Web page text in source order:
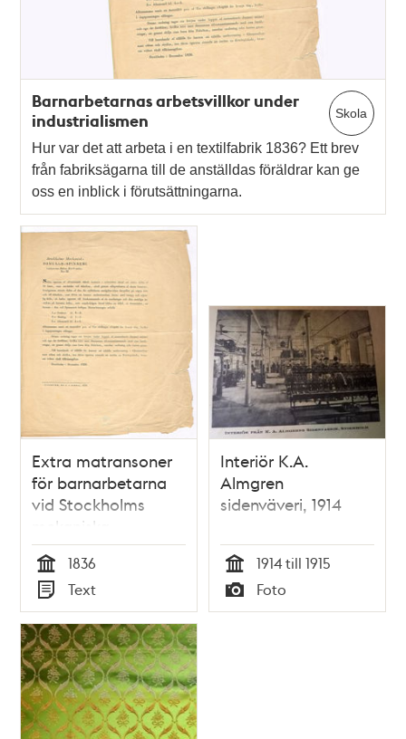
Skola
Barnarbetarnas arbetsvillkor under
industrialismen
Hur var det att arbeta i en textilfabrik 1836? Ett brev
från fabriksägarna till de anställdas föräldrar kan ge
oss en inblick i förutsättningarna.
Extra matransoner
för barnarbetarna
vid Stockholms
mekaniska
bomullsspinneri
Tid
1836
Typ
Text
Interiör K.A.
Almgren
sidenväveri, 1914
Tid
1914 till 1915
Typ
Foto